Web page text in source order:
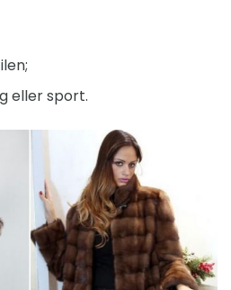
eller sport.